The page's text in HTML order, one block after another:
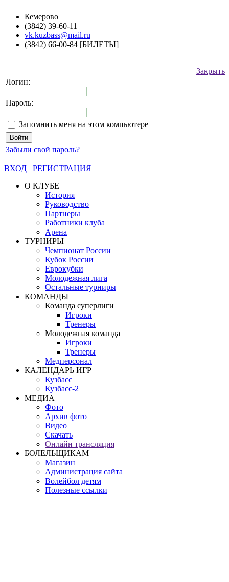
Кемерово
(3842) 39-60-11
vk.kuzbass@mail.ru
(3842) 66-00-84 [БИЛЕТЫ]
Закрыть
Логин:
Пароль:
Запомнить меня на этом компьютере
Забыли свой пароль?
ВХОД
РЕГИСТРАЦИЯ
О КЛУБЕ
История
Руководство
Партнеры
Работники клуба
Арена
ТУРНИРЫ
Чемпионат России
Кубок России
Еврокубки
Молодежная лига
Остальные турниры
КОМАНДЫ
Команда суперлиги
Игроки
Тренеры
Молодежная команда
Игроки
Тренеры
Медперсонал
КАЛЕНДАРЬ ИГР
Кузбасс
Кузбасс-2
МЕДИА
Фото
Архив фото
Видео
Скачать
Онлайн трансляция
БОЛЕЛЬЩИКАМ
Магазин
Администрация сайта
Волейбол детям
Полезные ссылки